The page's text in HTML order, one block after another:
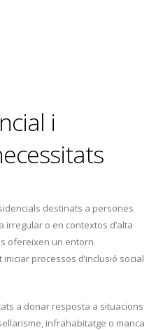
i
destinats a persones
o en contextos d’alta
ofereixen un entorn
processos d’inclusió social
a donar resposta a situacions
infrahabitatge o manca